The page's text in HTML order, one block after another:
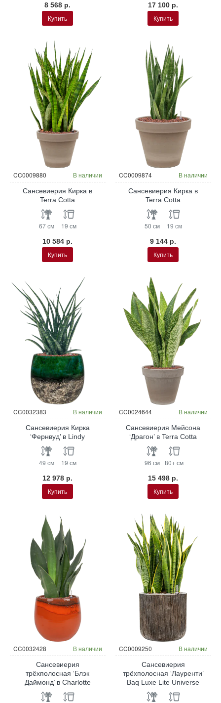
8 568 р.
Купить
17 100 р.
Купить
CC0009880 В наличии
Сансевиерия Кирка в
Terra Cotta
67 см 19 см
10 584 р.
Купить
CC0009874 В наличии
Сансевиерия Кирка в
Terra Cotta
50 см 19 см
9 144 р.
Купить
CC0032383 В наличии
Сансевиерия Кирка
‘Фернвуд’ в Lindy
49 см 19 см
12 978 р.
Купить
CC0024644 В наличии
Сансевиерия Мейсона
‘Драгон’ в Terra Cotta
96 см 80+ см
15 498 р.
Купить
CC0032428 В наличии
Сансевиерия
трёхполосная ‘Блэк
Даймонд’ в Charlotte
CC0009250 В наличии
Сансевиерия
трёхполосная ‘Лауренти’
Baq Luxe Lite Universe